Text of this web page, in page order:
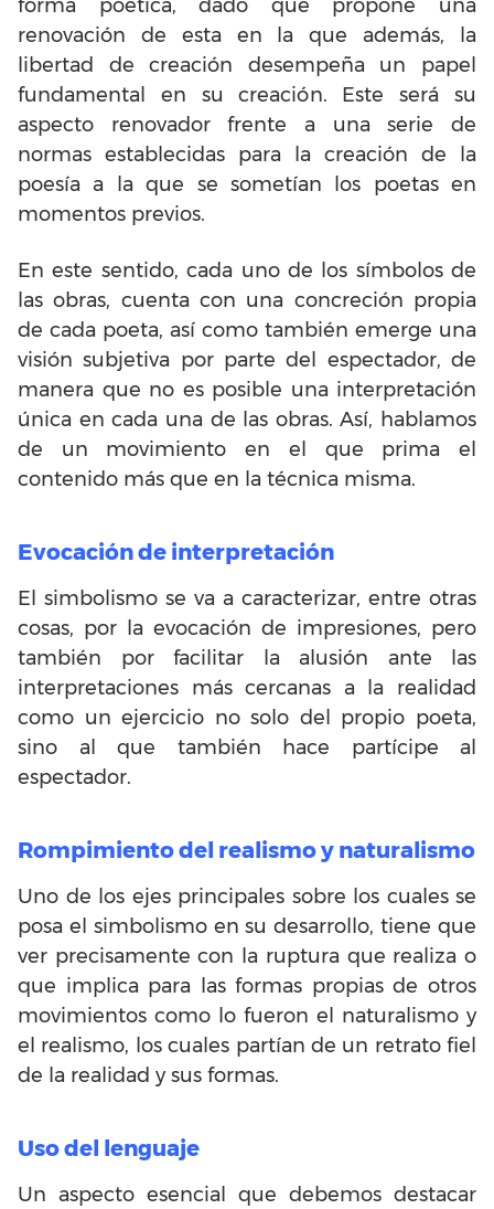
forma poética, dado que propone una
renovación de esta en la que además, la
libertad de creación desempeña un papel
fundamental en su creación. Este será su
aspecto renovador frente a una serie de
normas establecidas para la creación de la
poesía a la que se sometían los poetas en
momentos previos.
En este sentido, cada uno de los símbolos de
las obras, cuenta con una concreción propia
de cada poeta, así como también emerge una
visión subjetiva por parte del espectador, de
manera que no es posible una interpretación
única en cada una de las obras. Así, hablamos
de un movimiento en el que prima el
contenido más que en la técnica misma.
Evocación de interpretación
El simbolismo se va a caracterizar, entre otras
cosas, por la evocación de impresiones, pero
también por facilitar la alusión ante las
interpretaciones más cercanas a la realidad
como un ejercicio no solo del propio poeta,
sino al que también hace partícipe al
espectador.
Rompimiento del realismo y naturalismo
Uno de los ejes principales sobre los cuales se
posa el simbolismo en su desarrollo, tiene que
ver precisamente con la ruptura que realiza o
que implica para las formas propias de otros
movimientos como lo fueron el naturalismo y
el realismo, los cuales partían de un retrato fiel
de la realidad y sus formas.
Uso del lenguaje
Un aspecto esencial que debemos destacar